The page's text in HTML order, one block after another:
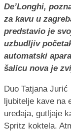
De’Longhi,
za kavu u
predstavio je
uzbudljiv
automatski
šalicu nova je
Duo Tatjana
ljubitelje kave na
uređaja, gutljaje
Spritz koktela.